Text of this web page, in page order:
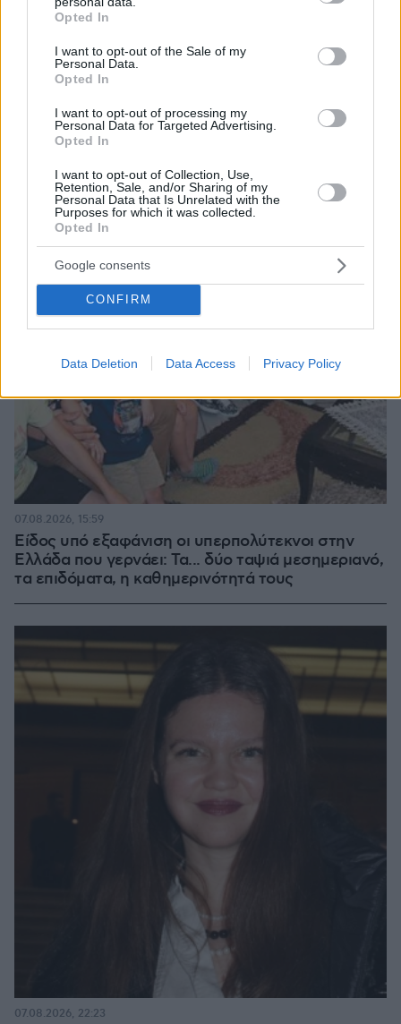
grant or deny consent to Google and its third-party tags to
use your data for below specified purposes in below Google
consent section.
Opted In
I want to opt-out of the Sale of my
Personal Data.
Opted In
I want to opt-out of processing my
Personal Data for Targeted Advertising.
Opted In
I want to opt-out of Collection, Use,
Retention, Sale, and/or Sharing of my
Personal Data that Is Unrelated with the
Purposes for which it was collected.
Opted In
Google consents
CONFIRM
Data Deletion Data Access Privacy Policy
«Πόσα θέλεις για το κορίτσι;»: Τουρίστας στην
Κρήτη ζητά... τιμή για να ασελγήσει σε ανήλικη, τι
καταγγέλλει ο ιδιοκτήτης επιχείρησης
07.08.2026, 18:22
Είδος υπό εξαφάνιση οι υπερπολύτεκνοι στην
Ελλάδα που γερνάει: Τα... δύο ταψιά μεσημεριανό,
τα επιδόματα, η καθημερινότητά τους
07.08.2026, 15:59
07.08.2026, 22:23